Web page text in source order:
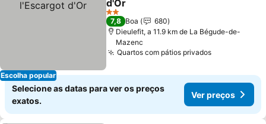
Escolha popular
d'Or
Ver preços
2 Estrelas
7,8 Boa
680
Dieulefit, a 11.9 km de La Bégude-de-
Mazenc
Quartos com pátios privadosVer preços
Selecione as datas para ver os preços
exatos.
Ver preços